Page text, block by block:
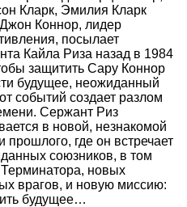
Кларк, Эмилия Кларк
Джон Коннор, лидер
посылает
Кайла Риза назад в 1984
защитить Сару Коннор
будущее, неожиданный
событий создает разлом
Сержант Риз
в новой, незнакомой
прошлого, где он встречает
союзников, в том
Терминатора, новых
врагов, и новую миссию:
будущее…